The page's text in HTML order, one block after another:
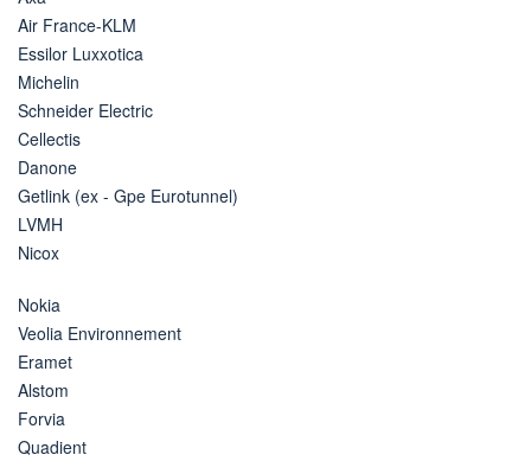
Air France-KLM
Essilor Luxxotica
Michelin
Schneider Electric
Cellectis
Danone
Getlink (ex - Gpe Eurotunnel)
LVMH
Nicox
Nokia
Veolia Environnement
Eramet
Alstom
Forvia
Quadient